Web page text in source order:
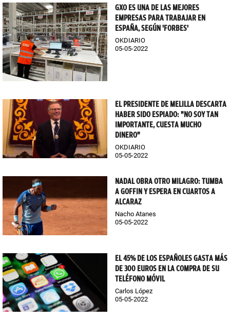
GXO ES UNA DE LAS MEJORES
EMPRESAS PARA TRABAJAR EN
ESPAÑA, SEGÚN 'FORBES'
OKDIARIO
05-05-2022
EL PRESIDENTE DE MELILLA DESCARTA
HABER SIDO ESPIADO: "NO SOY TAN
IMPORTANTE, CUESTA MUCHO
DINERO"
OKDIARIO
05-05-2022
NADAL OBRA OTRO MILAGRO: TUMBA
A GOFFIN Y ESPERA EN CUARTOS A
ALCARAZ
Nacho Atanes
05-05-2022
EL 45% DE LOS ESPAÑOLES GASTA MÁS
DE 300 EUROS EN LA COMPRA DE SU
TELÉFONO MÓVIL
Carlos López
05-05-2022